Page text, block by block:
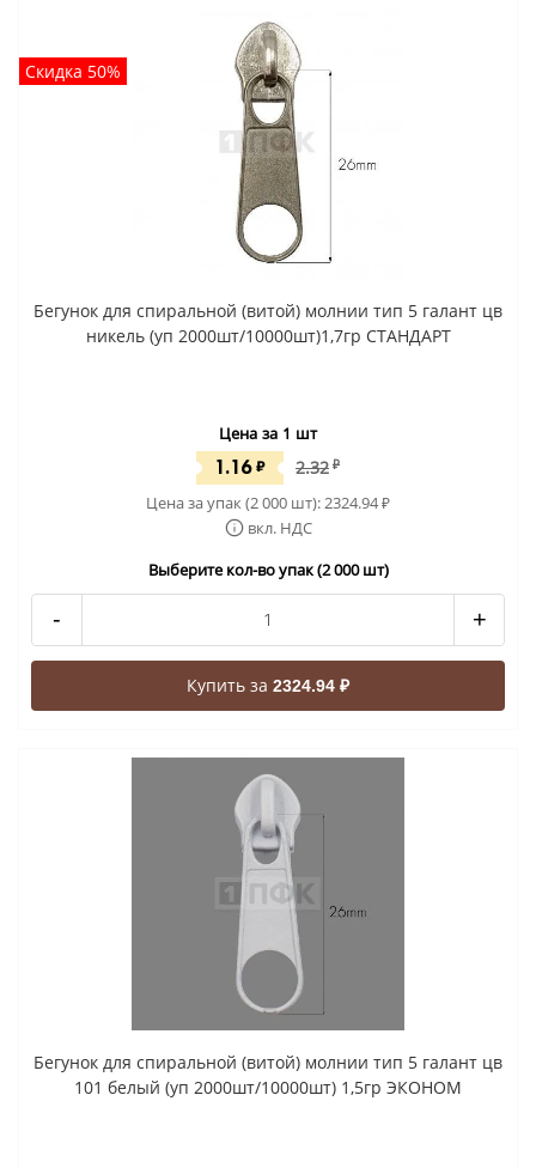
Скидка 50%
Бегунок для спиральной (витой) молнии тип 5 галант цв
никель (уп 2000шт/10000шт)1,7гр СТАНДАРТ
Цена за 1 шт
1.16₽ 2.32 ₽
Цена за упак (2 000 шт): 2324.94₽
вкл. НДС
Выберите кол-во упак (2 000 шт)
- +
Купить за 2324.94 ₽
Бегунок для спиральной (витой) молнии тип 5 галант цв
101 белый (уп 2000шт/10000шт) 1,5гр ЭКОНОМ